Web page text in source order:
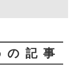
記事